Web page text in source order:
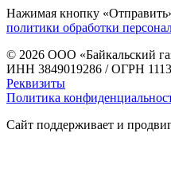
Нажимая кнопку
политики обработки
© 2026 ООО «Байкальский
ИНН 3849019286 / ОГРН
Реквизиты
Политика
Сайт поддерживает и